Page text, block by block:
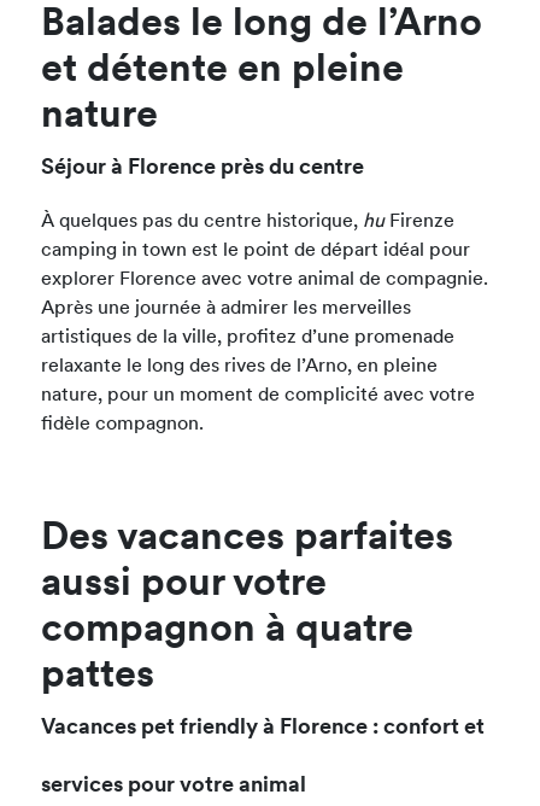
Balades le long de l’Arno
et détente en pleine
nature
Séjour à Florence près du centre
À quelques pas du centre historique, huFirenze
camping in town est le point de départ idéal pour
explorer Florence avec votre animal de compagnie.
Après une journée à admirer les merveilles
artistiques de la ville, profitez d’une promenade
relaxante le long des rives de l’Arno, en pleine
nature, pour un moment de complicité avec votre
fidèle compagnon.
Des vacances parfaites
aussi pour votre
compagnon à quatre
pattes
Vacances pet friendly à Florence : confort et
services pour votre animal